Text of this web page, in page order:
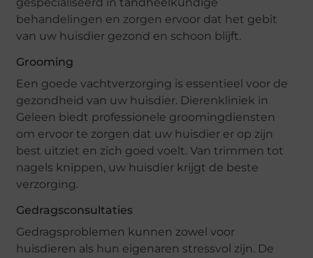
gespecialiseerd in tandheelkundige
behandelingen en zorgen ervoor dat het gebit
van uw huisdier gezond en schoon blijft.
Grooming
Een goede vachtverzorging is essentieel voor de
gezondheid van uw huisdier. Dierenkliniek in
Geleen biedt professionele groomingdiensten
om ervoor te zorgen dat uw huisdier er op zijn
best uitziet en zich goed voelt. Van trimmen tot
nagels knippen, uw huisdier krijgt de beste
verzorging.
Gedragsconsultaties
Gedragsproblemen kunnen zowel voor
huisdieren als hun eigenaren stressvol zijn. De